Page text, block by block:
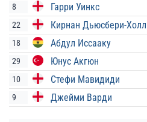
8 Гарри Уинкс
22 Кирнан Дьюсбери-Холл
18 Абдул Иссааку
29 Юнус Акгюн
10 Стефи Мавидиди
9 Джейми Варди